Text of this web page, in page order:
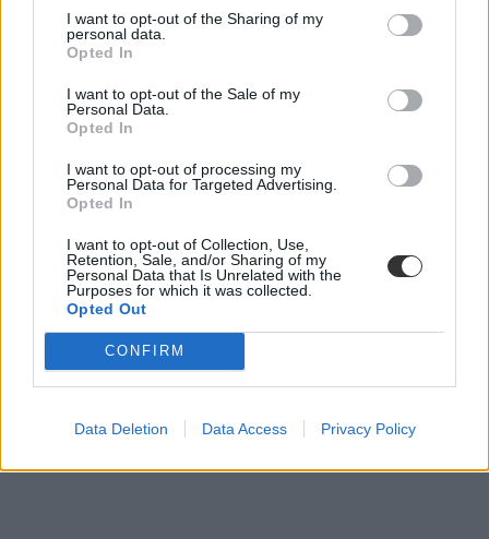
I want to opt-out of the Sharing of my
personal data.
Opted In
I want to opt-out of the Sale of my
Personal Data.
Opted In
I want to opt-out of processing my
Personal Data for Targeted Advertising.
Opted In
I want to opt-out of Collection, Use,
Retention, Sale, and/or Sharing of my
Personal Data that Is Unrelated with the
Purposes for which it was collected.
Opted Out
CONFIRM
Data Deletion Data Access Privacy Policy
Ilyen jövőt terveznek maguknak a tizenévesek: a
külföldi munkavállalás is sima ügy
végzettségének megfelelő munkát külföldön - derül ki a BT (British
Telecommunications) által ismertetett, a Medián által végzett
felméréséből.